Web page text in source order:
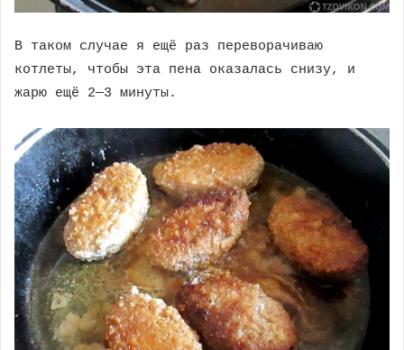
В таком случае я ещё раз переворачиваю
котлеты, чтобы эта пена оказалась снизу, и
жарю ещё 2—3 минуты.